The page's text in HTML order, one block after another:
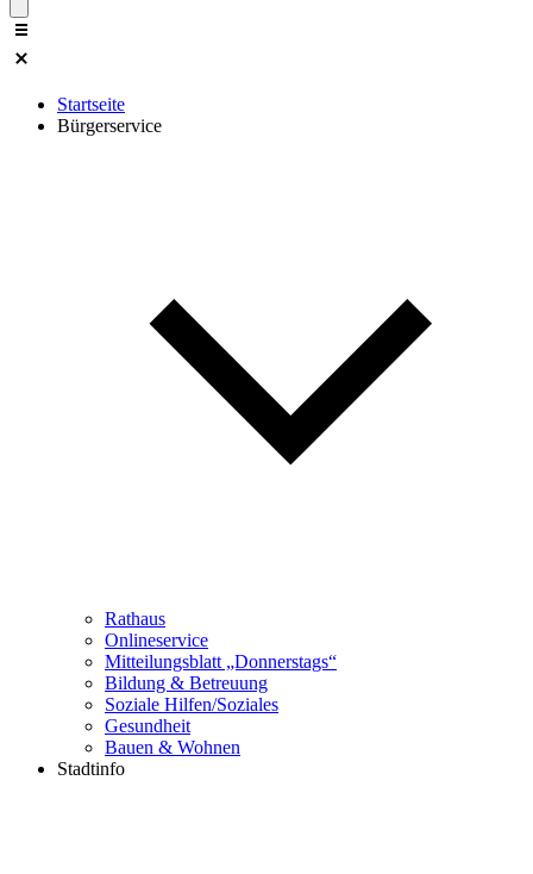
Startseite
Bürgerservice
Rathaus
Onlineservice
Mitteilungsblatt „Donnerstags“
Bildung & Betreuung
Soziale Hilfen/Soziales
Gesundheit
Bauen & Wohnen
Stadtinfo